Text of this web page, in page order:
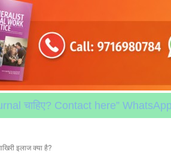
चाहिए? Contact here”
इलाज क्या है?